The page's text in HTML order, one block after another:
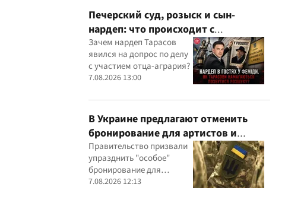
Печерский суд, розыск и сын-
нардеп: что происходит с
уголовными производствами с
участием агробарона Тарасова?
Зачем нардеп Тарасов
явился на допрос по делу
с участием отца-агрария?
7.08.2026 13:00
В Украине предлагают отменить
бронирование для артистов и
телеведущих: появилась петиция
Правительство призвали
упразднить "особое"
бронирование для
представителей шоу-
7.08.2026 12:13